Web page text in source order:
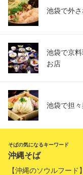
池袋で外
池袋で京
お店
池袋で担
そばの気になるキーワード
沖縄そば
【沖縄のソウルフー